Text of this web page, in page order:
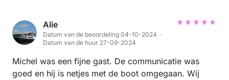
Alie
Datum van de beoordeling 04-10-2024 ·
Datum van de huur 27-09-2024
Michel was een fijne gast. De communicatie was
goed en hij is netjes met de boot omgegaan. Wij